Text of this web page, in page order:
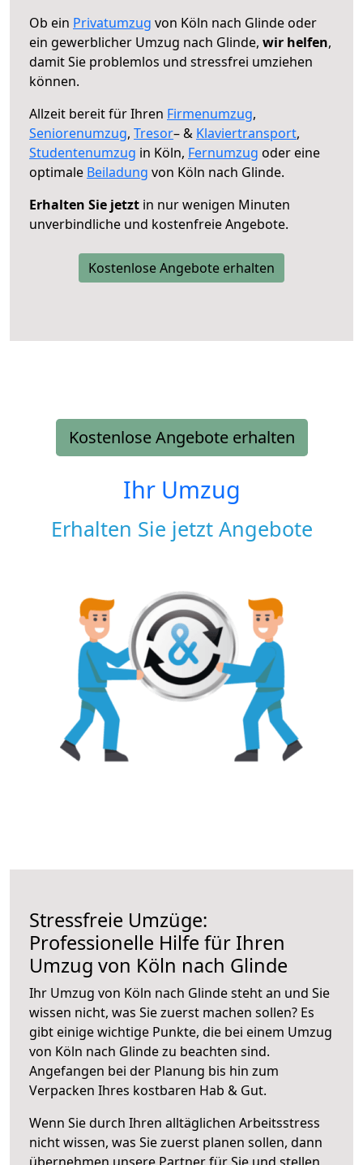
Ob ein Privatumzug von Köln nach Glinde oder
ein gewerblicher Umzug nach Glinde, wir helfen,
damit Sie problemlos und stressfrei umziehen
können.
Allzeit bereit für Ihren Firmenumzug,
Seniorenumzug, Tresor– & Klaviertransport,
Studentenumzug in Köln, Fernumzug oder eine
optimale Beiladung von Köln nach Glinde.
Erhalten Sie jetzt in nur wenigen Minuten
unverbindliche und kostenfreie Angebote.
Kostenlose Angebote erhalten
Kostenlose Angebote erhalten
Ihr Umzug
Erhalten Sie jetzt Angebote
Stressfreie Umzüge:
Professionelle Hilfe für Ihren
Umzug von Köln nach Glinde
Ihr Umzug von Köln nach Glinde steht an und Sie
wissen nicht, was Sie zuerst machen sollen? Es
gibt einige wichtige Punkte, die bei einem Umzug
von Köln nach Glinde zu beachten sind.
Angefangen bei der Planung bis hin zum
Verpacken Ihres kostbaren Hab & Gut.
Wenn Sie durch Ihren alltäglichen Arbeitsstress
nicht wissen, was Sie zuerst planen sollen, dann